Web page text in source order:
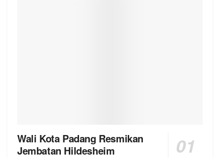
Wali Kota Padang Resmikan
Jembatan Hildesheim